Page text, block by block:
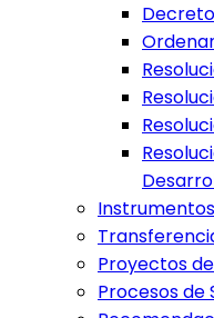
Proyectos
Procesos de